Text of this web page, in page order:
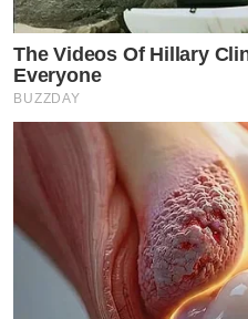
The Videos Of Hillary
Everyone
BUZZDAY